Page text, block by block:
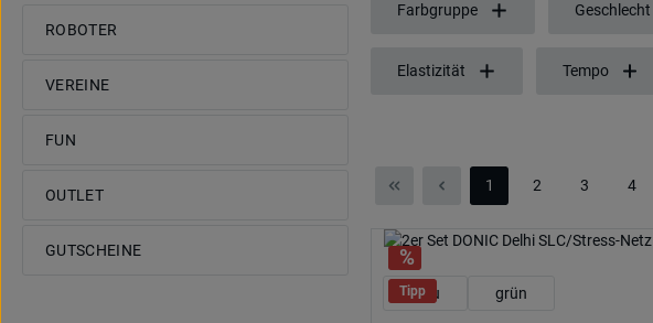
ROBOTER
VEREINE
FUN
OUTLET
GUTSCHEINE
Farbgruppe Geschlecht
Elastizität Tempo
Seite
1
Seite
2
Seite
3
Seite
4
Tippblau grün